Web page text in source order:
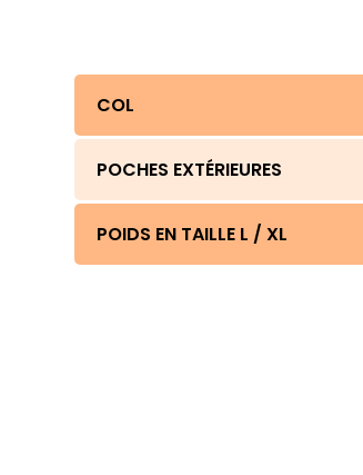
COL
POCHES EXTÉRIEURES
POIDS EN TAILLE L / XL